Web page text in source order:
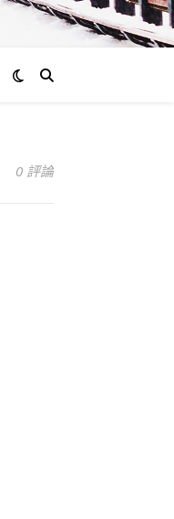
0 評論